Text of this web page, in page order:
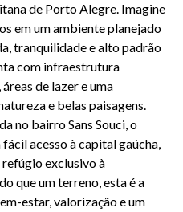
de Porto Alegre. Imagine
em um ambiente planejado
tranquilidade e alto padrão
com infraestrutura
de lazer e uma
e belas paisagens.
no bairro Sans Souci, o
acesso à capital gaúcha,
exclusivo à
que um terreno, esta é a
estar, valorização e um